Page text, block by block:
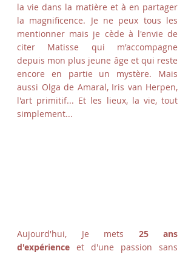
la vie dans la matière et à en partager
la magnificence. Je ne peux tous les
mentionner mais je cède à l'envie de
citer Matisse qui m'accompagne
depuis mon plus jeune âge et qui reste
encore en partie un mystère. Mais
aussi Olga de Amaral, Iris van Herpen,
l'art primitif... Et les lieux, la vie, tout
simplement...
Aujourd'hui, Je mets 25 ans
d'expérience et d'une passion sans